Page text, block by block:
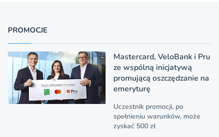
PROMOCJE
Mastercard, VeloBank i Pru
ze wspólną inicjatywą
promującą oszczędzanie na
emeryturę
Uczestnik promocji, po
spełnieniu warunków, może
zyskać 500 zł